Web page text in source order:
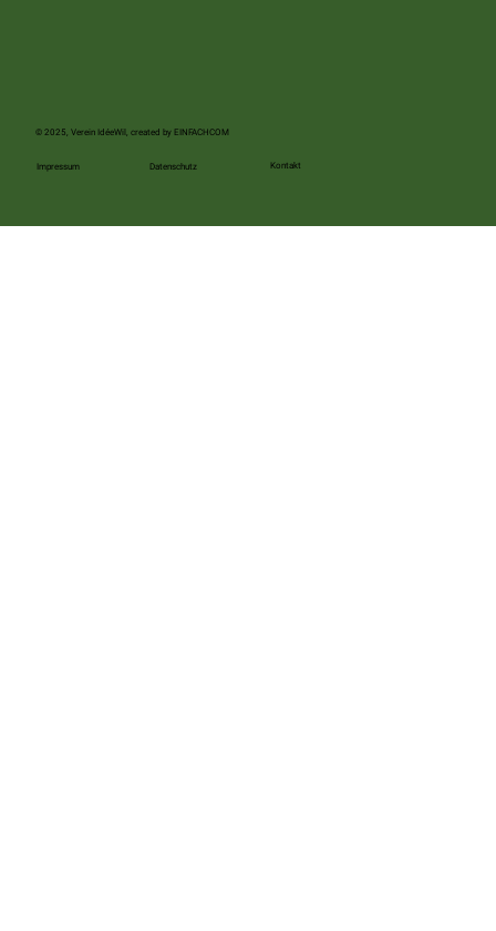
© 2025, Verein IdéeWil, created by EINFACHCOM
Impressum Datenschutz Kontakt